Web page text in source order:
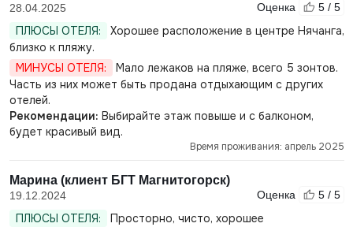
28.04.2025 Оценка 5 / 5
ПЛЮСЫ ОТЕЛЯ:
Хорошее расположение в центре Нячанга,
близко к пляжу.
МИНУСЫ ОТЕЛЯ:
Мало лежаков на пляже, всего 5 зонтов.
Часть из них может быть продана отдыхающим с других
отелей.
Рекомендации: Выбирайте этаж повыше и с балконом,
будет красивый вид.
Время проживания: апрель 2025
Марина (клиент БГТ Магнитогорск)
19.12.2024 Оценка 5 / 5
ПЛЮСЫ ОТЕЛЯ:
Просторно, чисто, хорошее